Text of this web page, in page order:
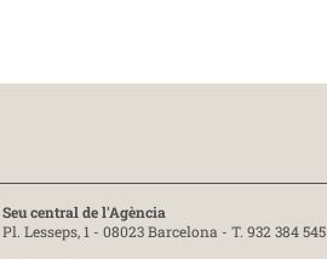
Seu central de l'Agència
Pl. Lesseps, 1 - 08023 Barcelona - T. 932 384 545